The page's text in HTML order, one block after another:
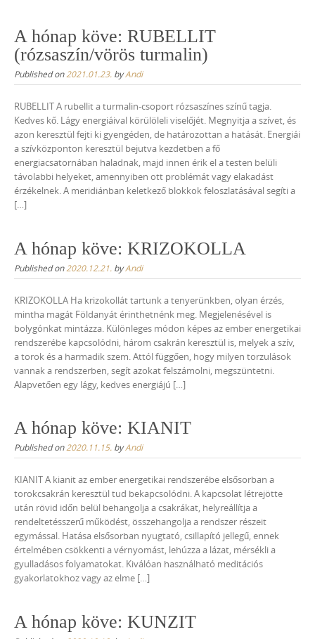
A hónap köve: RUBELLIT
(rózsaszín/vörös turmalin)
Published on2021.01.23. byAndi
RUBELLIT A rubellit a turmalin-csoport rózsaszínes színű tagja.
Kedves kő. Lágy energiáival körülöleli viselőjét. Megnyitja a szívet, és
azon keresztül fejti ki gyengéden, de határozottan a hatását. Energiái
a szívközponton keresztül bejutva kezdetben a fő
energiacsatornában haladnak, majd innen érik el a testen belüli
távolabbi helyeket, amennyiben ott problémát vagy elakadást
érzékelnek. A meridiánban keletkező blokkok feloszlatásával segíti a
[…]
A hónap köve: KRIZOKOLLA
Published on2020.12.21. byAndi
KRIZOKOLLA Ha krizokollát tartunk a tenyerünkben, olyan érzés,
mintha magát Földanyát érinthetnénk meg. Megjelenésével is
bolygónkat mintázza. Különleges módon képes az ember energetikai
rendszerébe kapcsolódni, három csakrán keresztül is, melyek a szív,
a torok és a harmadik szem. Attól függően, hogy milyen torzulások
vannak a rendszerben, segít azokat felszámolni, megszüntetni.
Alapvetően egy lágy, kedves energiájú […]
A hónap köve: KIANIT
Published on2020.11.15. byAndi
KIANIT A kianit az ember energetikai rendszerébe elsősorban a
torokcsakrán keresztül tud bekapcsolódni. A kapcsolat létrejötte
után rövid időn belül behangolja a csakrákat, helyreállítja a
rendeltetésszerű működést, összehangolja a rendszer részeit
egymással. Hatása elsősorban nyugtató, csillapító jellegű, ennek
értelmében csökkenti a vérnyomást, lehúzza a lázat, mérsékli a
gyulladásos folyamatokat. Kiválóan használható meditációs
gyakorlatokhoz vagy az elme […]
A hónap köve: KUNZIT